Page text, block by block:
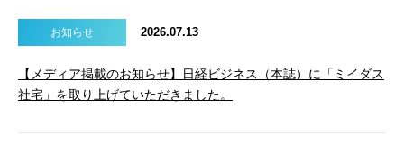
お知らせ 2026.07.13
【メディア掲載のお知らせ】日経ビジネス（本誌）に「ミイダス
社宅」を取り上げていただきました。